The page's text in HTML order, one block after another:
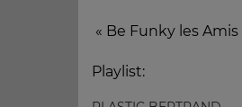
« Be Funky les Amis
Playlist: